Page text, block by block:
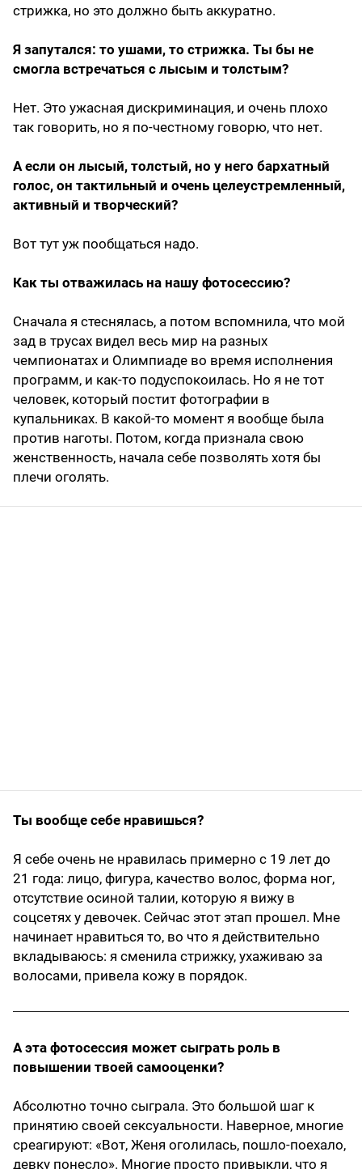
стрижка, но это должно быть аккуратно.
Я запутался: то ушами, то стрижка. Ты бы не
смогла встречаться с лысым и толстым?
Нет. Это ужасная дискриминация, и очень плохо
так говорить, но я по-честному говорю, что нет.
А если он лысый, толстый, но у него бархатный
голос, он тактильный и очень целеустремленный,
активный и творческий?
Вот тут уж пообщаться надо.
Как ты отважилась на нашу фотосессию?
Сначала я стеснялась, а потом вспомнила, что мой
зад в трусах видел весь мир на разных
чемпионатах и Олимпиаде во время исполнения
программ, и как-то подуспокоилась. Но я не тот
человек, который постит фотографии в
купальниках. В какой-то момент я вообще была
против наготы. Потом, когда признала свою
женственность, начала себе позволять хотя бы
плечи оголять.
Ты вообще себе нравишься?
Я себе очень не нравилась примерно с 19 лет до
21 года: лицо, фигура, качество волос, форма ног,
отсутствие осиной талии, которую я вижу в
соцсетях у девочек. Сейчас этот этап прошел. Мне
начинает нравиться то, во что я действительно
вкладываюсь: я сменила стрижку, ухаживаю за
волосами, привела кожу в порядок.
А эта фотосессия может сыграть роль в
повышении твоей самооценки?
Абсолютно точно сыграла. Это большой шаг к
принятию своей сексуальности. Наверное, многие
среагируют: «Вот, Женя оголилась, пошло-поехало,
девку понесло». Многие просто привыкли, что я